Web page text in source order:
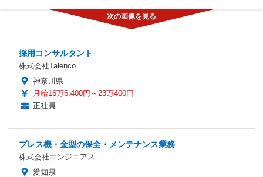
採用コンサルタント
株式会社Talenco
神奈川県
月給16万6,400円～23万400円
正社員
プレス機・金型の保全・メンテナンス業務
株式会社エンジニアス
愛知県